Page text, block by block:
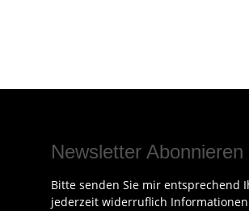
Newsletter Abonnieren
Bitte senden Sie mir entsprechend
jederzeit widerruflich